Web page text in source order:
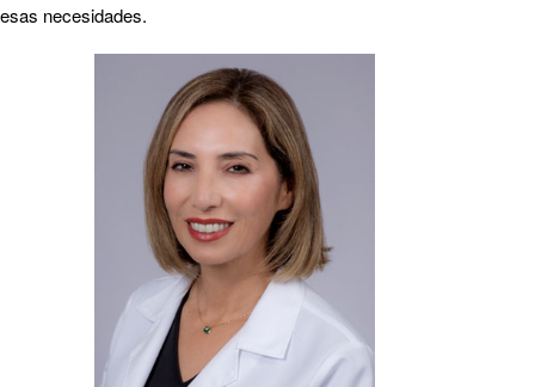
esas necesidades.